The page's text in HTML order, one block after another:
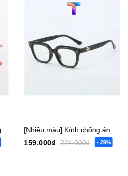
159.000₫
224.000₫ - 29%